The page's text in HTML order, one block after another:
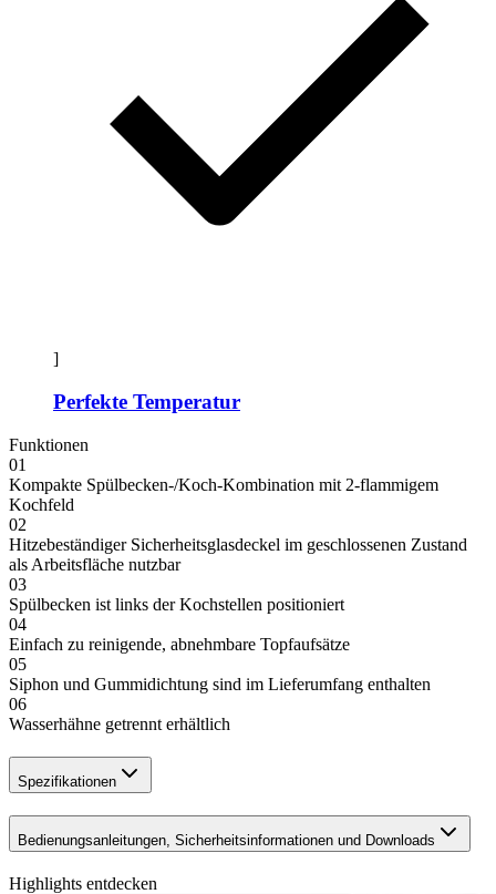
]
Perfekte Temperatur
Funktionen
01
Kompakte Spülbecken-/Koch-Kombination mit 2-flammigem
Kochfeld
02
Hitzebeständiger Sicherheitsglasdeckel im geschlossenen Zustand
als Arbeitsfläche nutzbar
03
Spülbecken ist links der Kochstellen positioniert
04
Einfach zu reinigende, abnehmbare Topfaufsätze
05
Siphon und Gummidichtung sind im Lieferumfang enthalten
06
Wasserhähne getrennt erhältlich
Spezifikationen
Bedienungsanleitungen, Sicherheitsinformationen und Downloads
Highlights entdecken